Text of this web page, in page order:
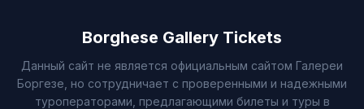
Borghese Gallery Tickets
Данный сайт не является официальным сайтом Галереи
Боргезе, но сотрудничает с проверенными и надежными
туроператорами, предлагающими билеты и туры в